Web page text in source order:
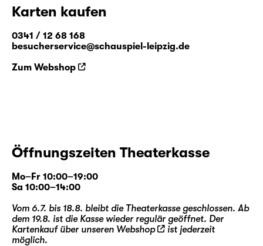
Karten kaufen
0341 / 12 68 168
besucherservice@schauspiel-leipzig.de
Zum Webshop
Öffnungszeiten Theaterkasse
Mo–Fr 10:00–19:00
Sa 10:00–14:00
Vom 6.7. bis 18.8. bleibt die Theaterkasse geschlossen. Ab
dem 19.8. ist die Kasse wieder regulär geöffnet. Der
Kartenkauf über unseren Webshop
ist jederzeit
möglich.